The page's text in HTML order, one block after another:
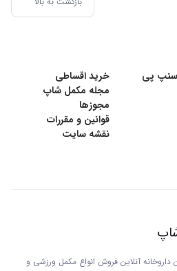
پی
خرید اقساطی
مجله مکمل شاپ
مجوزها
قوانین و مقررات
نقشه سایت
داروخانه آنلاین فروش انواع مکمل ورزشی و